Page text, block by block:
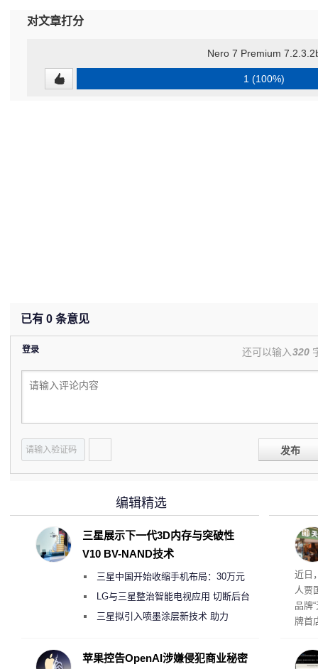
对文章打分
Nero 7 Premium
1 (100%)
已有 0 条意见
登录 还可以输入320
发布
肉
近日
人贾
品牌
牌首
者
编辑精选
三星展示下一代3D内存与突破性
V10 BV-NAND技术
三星中国开始收缩手机布局：30万元
月销售额不达标门店 将被逐步清退
LG与三星整治智能电视应用 切断后台
偷偷共享带宽的违规行为
三星拟引入喷墨涂层新技术 助力
度
苹果控告OpenAI涉嫌侵犯商业秘密